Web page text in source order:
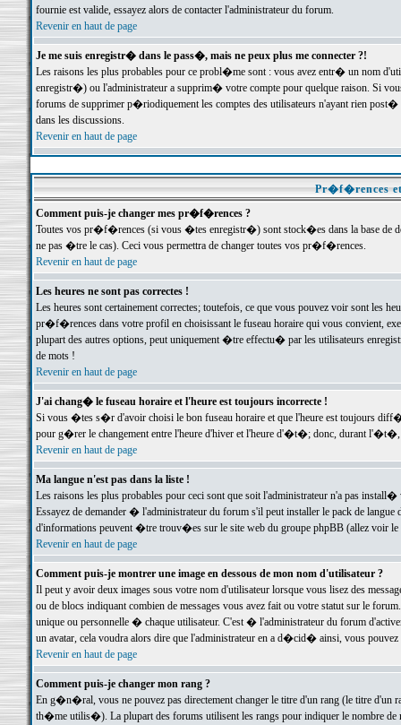
fournie est valide, essayez alors de contacter l'administrateur du forum.
Revenir en haut de page
Je me suis enregistr� dans le pass�, mais ne peux plus me connecter ?!
Les raisons les plus probables pour ce probl�me sont : vous avez entr� un nom
enregistr�) ou l'administrateur a supprim� votre compte pour quelque raison. Si
forums de supprimer p�riodiquement les comptes des utilisateurs n'ayant rien
dans les discussions.
Revenir en haut de page
Pr�f�rences
Comment puis-je changer mes pr�f�rences ?
Toutes vos pr�f�rences (si vous �tes enregistr�) sont stock�es dans la base de
ne pas �tre le cas). Ceci vous permettra de changer toutes vos pr�f�rences.
Revenir en haut de page
Les heures ne sont pas correctes !
Les heures sont certainement correctes; toutefois, ce que vous pouvez voir sont
pr�f�rences dans votre profil en choisissant le fuseau horaire qui vous convient,
plupart des autres options, peut uniquement �tre effectu� par les utilisateurs
de mots !
Revenir en haut de page
J'ai chang� le fuseau horaire et l'heure est toujours incorrecte !
Si vous �tes s�r d'avoir choisi le bon fuseau horaire et que l'heure est toujours
pour g�rer le changement entre l'heure d'hiver et l'heure d'�t�; donc, durant
Revenir en haut de page
Ma langue n'est pas dans la liste !
Les raisons les plus probables pour ceci sont que soit l'administrateur n'a pas
Essayez de demander � l'administrateur du forum s'il peut installer le pack de
d'informations peuvent �tre trouv�es sur le site web du groupe phpBB (allez voir le
Revenir en haut de page
Comment puis-je montrer une image en dessous de mon nom d'utilisateur ?
Il peut y avoir deux images sous votre nom d'utilisateur lorsque vous lisez des
ou de blocs indiquant combien de messages vous avez fait ou votre statut sur le
unique ou personnelle � chaque utilisateur. C'est � l'administrateur du forum
un avatar, cela voudra alors dire que l'administrateur en a d�cid� ainsi, vous
Revenir en haut de page
Comment puis-je changer mon rang ?
En g�n�ral, vous ne pouvez pas directement changer le titre d'un rang (le titre d'un
th�me utilis�). La plupart des forums utilisent les rangs pour indiquer le nombre de